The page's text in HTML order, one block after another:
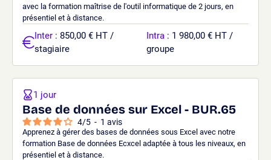
avec la formation maîtrise de l'outil informatique de 2 jours, en
présentiel et à distance.
Inter : 850,00 € HT /
stagiaire
Intra : 1 980,00 € HT /
groupe
Base de données sur Excel - BUR.65
4/5 - 1 avis
Apprenez à gérer des bases de données sous Excel avec notre
formation Base de données Ecxcel adaptée à tous les niveaux, en
présentiel et à distance.
1 jour